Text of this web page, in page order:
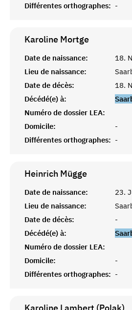
Différentes orthographes: -
Karoline Mortge
Date de naissance:
18.
Lieu de naissance:
Date de décès:
18.
Décédé(e) à:
Numéro de dossier LEA:
Domicile:
-
Différentes orthographes: -
Heinrich Mügge
Date de naissance:
23.
Lieu de naissance:
Date de décès:
-
Décédé(e) à:
Numéro de dossier LEA:
Domicile:
-
Différentes orthographes: -